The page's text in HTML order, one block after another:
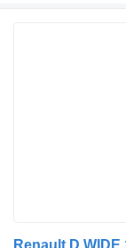
Renault D